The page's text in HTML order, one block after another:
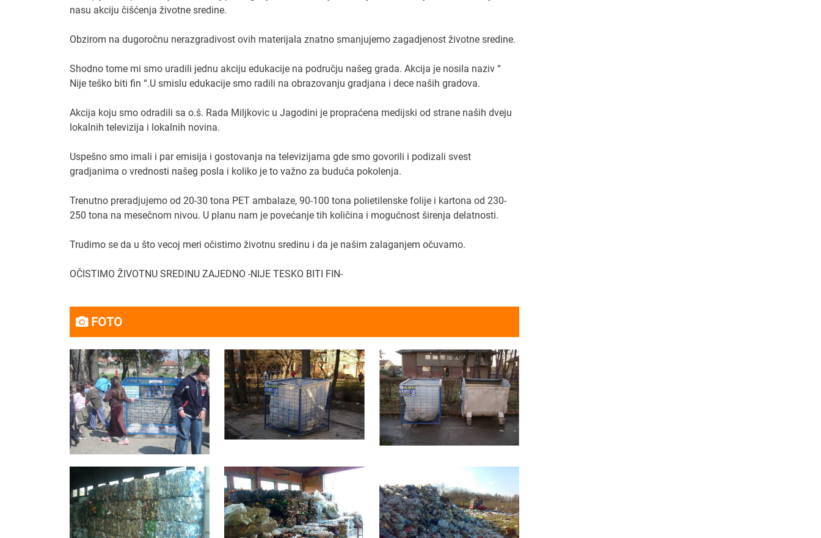
nasu akciju čišćenja životne sredine.
Obzirom na dugoročnu nerazgradivost ovih materijala znatno smanjujemo zagadjenost životne sredine.
Shodno tome mi smo uradili jednu akciju edukacije na području našeg grada. Akcija je nosila naziv “
Nije teško biti fin “.U smislu edukacije smo radili na obrazovanju gradjana i dece naših gradova.
Akcija koju smo odradili sa o.š. Rada Miljkovic u Jagodini je propraćena medijski od strane naših dveju
lokalnih televizija i lokalnih novina.
Uspešno smo imali i par emisija i gostovanja na televizijama gde smo govorili i podizali svest
gradjanima o vrednosti našeg posla i koliko je to važno za buduća pokolenja.
Trenutno preradjujemo od 20-30 tona PET ambalaze, 90-100 tona polietilenske folije i kartona od 230-
250 tona na mesečnom nivou. U planu nam je povećanje tih količina i mogućnost širenja delatnosti.
Trudimo se da u što vecoj meri očistimo životnu sredinu i da je našim zalaganjem očuvamo.
OČISTIMO ŽIVOTNU SREDINU ZAJEDNO -NIJE TESKO BITI FIN-
FOTO